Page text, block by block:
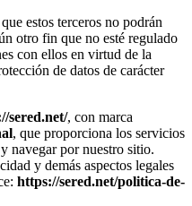
estos terceros no podrán
otro fin que no esté regulado
con ellos en virtud de la
de datos de carácter
sered.net/, con marca
, que proporciona los servicios
navegar por nuestro sitio.
y demás aspectos legales
https://sered.net/politica-de-